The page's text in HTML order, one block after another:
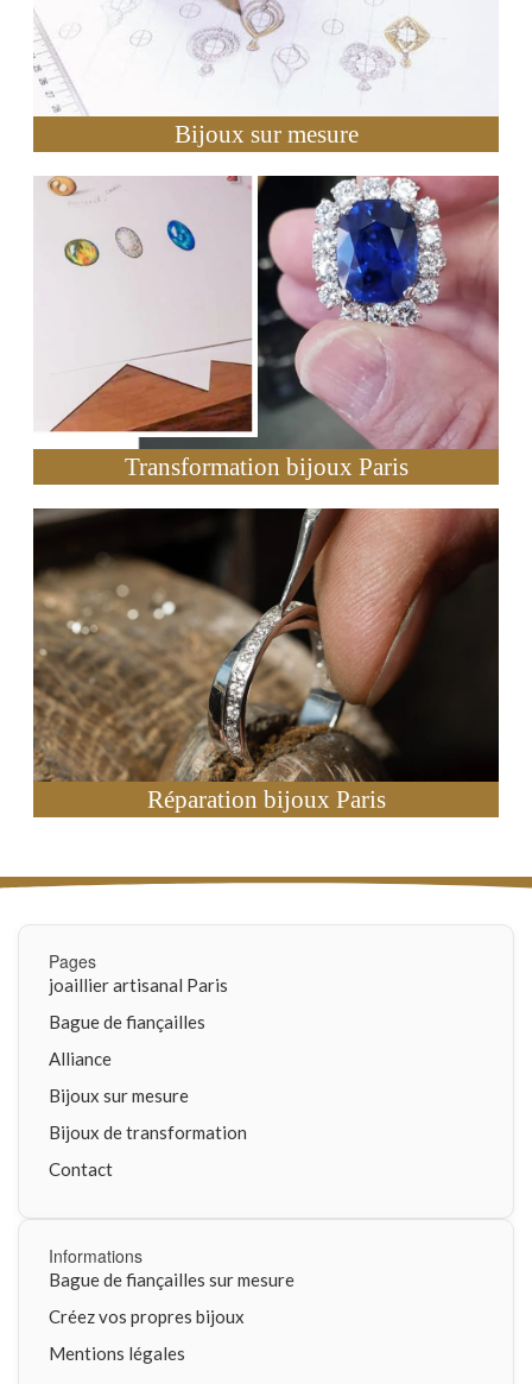
Bijoux sur mesure
Transformation bijoux Paris
Réparation bijoux Paris
Pages
joaillier artisanal Paris
Bague de fiançailles
Alliance
Bijoux sur mesure
Bijoux de transformation
Contact
Informations
Bague de fiançailles sur mesure
Créez vos propres bijoux
Mentions légales